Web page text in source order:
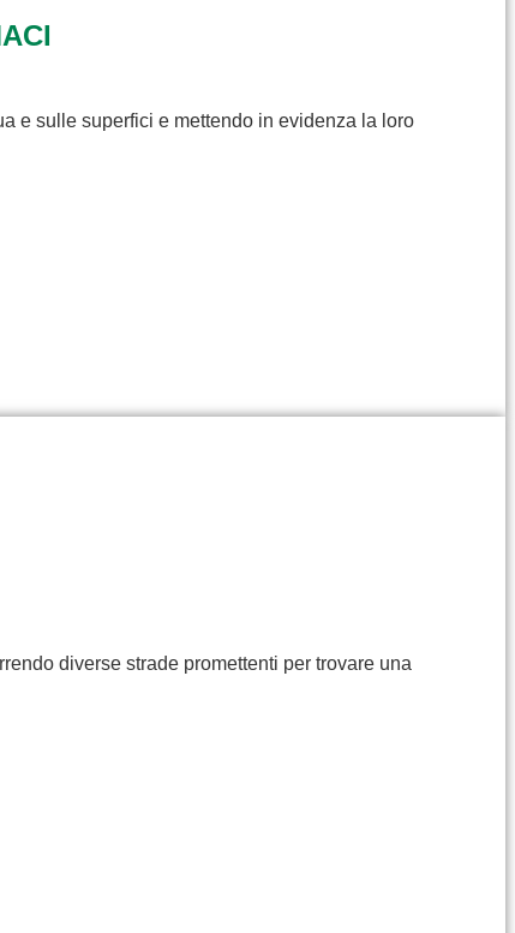
e sulle superfici e mettendo in evidenza la loro
diverse strade promettenti per trovare una